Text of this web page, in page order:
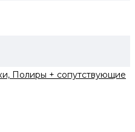
Полиры + сопутствующие